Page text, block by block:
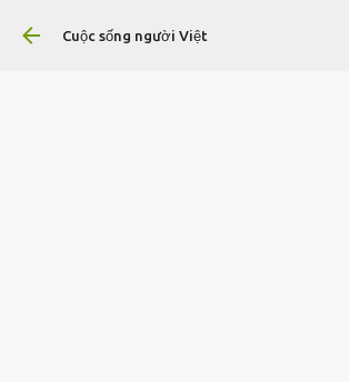
Chuyển đến nội dung chính
Cuộc sống người Việt